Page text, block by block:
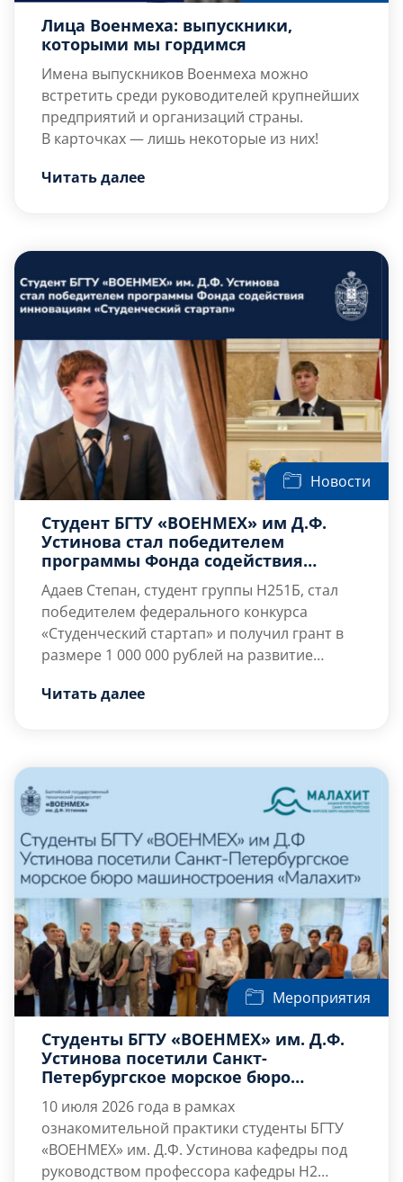
Лица Военмеха: выпускники,
которыми мы гордимся
Имена выпускников Военмеха можно
встретить среди руководителей крупнейших
предприятий и организаций страны.
В карточках — лишь некоторые из них!
Читать далее
Новости
Студент БГТУ «ВОЕНМЕХ» им Д.Ф.
Устинова стал победителем
программы Фонда содействия
инновациям «Студенческий
стартап»
Адаев Степан, студент группы Н251Б, стал
победителем федерального конкурса
«Студенческий стартап» и получил грант в
размере 1 000 000 рублей на развитие
преподаватель кафедры Н2
интеллектуальную образовательную
платформу для подготовки к ОГЭ […]
Читать далее
Мероприятия
Студенты БГТУ «ВОЕНМЕХ» им. Д.Ф.
Устинова посетили Санкт-
Петербургское морское бюро
машиностроения «Малахит»
10 июля 2026 года в рамках
ознакомительной практики студенты БГТУ
«ВОЕНМЕХ» им. Д.Ф. Устинова кафедры под
руководством профессора кафедры Н2